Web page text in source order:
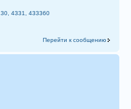
4331, 433360
Перейти к сообщению